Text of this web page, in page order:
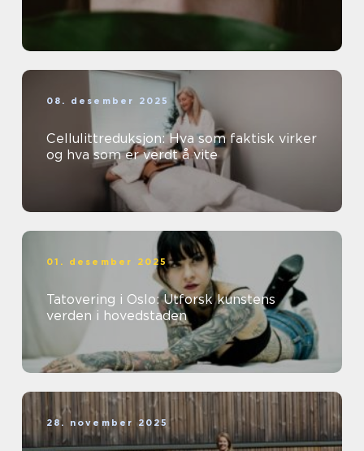
08. desember 2025
Cellulittreduksjon: Hva som faktisk virker
og hva som er verdt å vite
01. desember 2025
Tatovering i Oslo: Utforsk kunstens
verden i hovedstaden
28. november 2025